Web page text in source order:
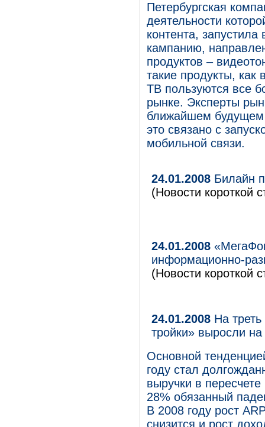
Петербургская
деятельности
контента,
кампанию,
продуктов –
такие продукты,
ТВ пользуются все
рынке. Эксперты
ближайшем будущем
это связано с
мобильной связи.
24.01.2008 Билайн
(Новости короткой
24.01.2008
информационно-
(Новости короткой
24.01.2008 На
тройки» выросли
Основной
году стал
выручки в
28% обязанный
В 2008 году рост
снизится и рост